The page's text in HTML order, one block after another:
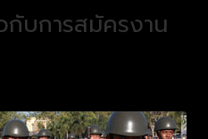
บการสมัครงาน